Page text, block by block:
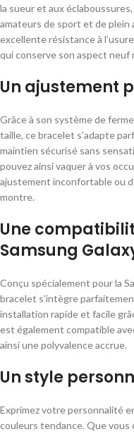
la sueur et aux
amateurs de sport et de plein
excellente résistance à
qui conserve son aspect neuf
Un ajustement
Grâce à son système de
taille, ce bracelet s’adapte
maintien sécurisé sans
pouvez ainsi vaquer à vos
ajustement inconfortable ou
montre.
Une
Samsung
Conçu spécialement pour la
bracelet s’intègre
installation rapide et facile
est également compatible
ainsi une polyvalence accrue.
Un style
Exprimez votre personnalité
couleurs tendance. Que